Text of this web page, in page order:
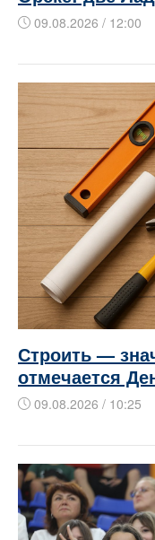
09.08.2026 / 12:00
Строить —
отмечается
09.08.2026 / 10:25